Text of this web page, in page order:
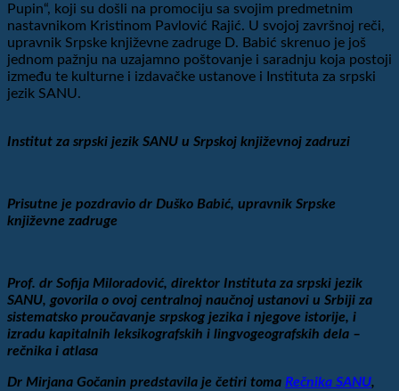
Pupin“, koji su došli na promociju sa svojim predmetnim
nastavnikom Kristinom Pavlović Rajić. U svojoj završnoj reči,
upravnik Srpske književne zadruge D. Babić skrenuo je još
jednom pažnju na uzajamno poštovanje i saradnju koja postoji
između te kulturne i izdavačke ustanove i Instituta za srpski
jezik SANU.
Institut za srpski jezik SANU u Srpskoj književnoj zadruzi
Prisutne je pozdravio dr Duško Babić, upravnik Srpske
književne zadruge
Prof. dr Sofija Miloradović, direktor Instituta za srpski jezik
SANU, govorila o ovoj centralnoj naučnoj ustanovi u Srbiji za
sistematsko proučavanje srpskog jezika i njegove istorije, i
izradu kapitalnih leksikografskih i lingvogeografskih dela –
rečnika i atlasa
Dr Mirjana Gočanin predstavila je četiri toma Rečnika SANU,